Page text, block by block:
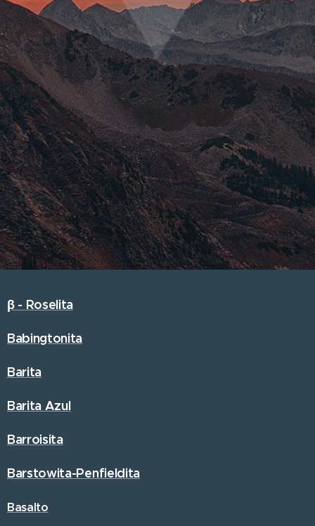
β - Roselita
Babingtonita
Barita
Barita Azul
Barroisita
Barstowita-Penfieldita
Basalto